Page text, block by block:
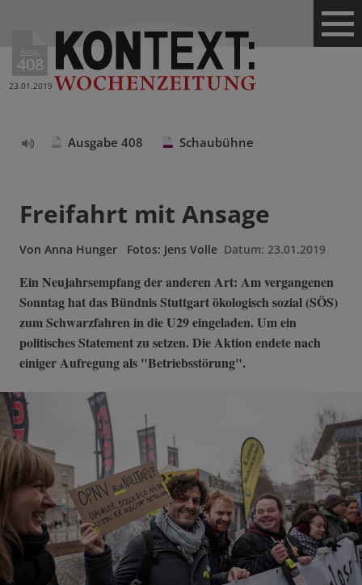
Ausg.
408
23.01.2019
Ausgabe 408 Schaubühne
Freifahrt mit Ansage
Von Anna Hunger Fotos: Jens Volle Datum: 23.01.2019
Ein Neujahrsempfang der anderen Art: Am vergangenen
Sonntag hat das Bündnis Stuttgart ökologisch sozial (SÖS)
zum Schwarzfahren in die U29 eingeladen. Um ein
politisches Statement zu setzen. Die Aktion endete nach
einiger Aufregung als "Betriebsstörung".